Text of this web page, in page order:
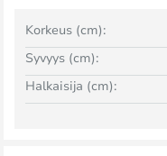
Korkeus (cm):
Syvyys (cm):
Halkaisija (cm):